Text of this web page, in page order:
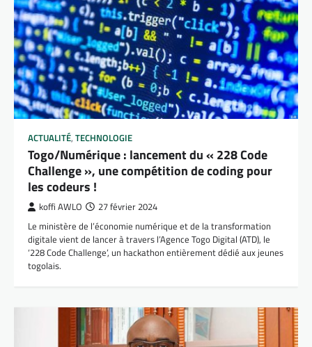
ACTUALITÉ, TECHNOLOGIE
Togo/Numérique : lancement du « 228 Code
Challenge », une compétition de coding pour
les codeurs !
koffi AWLO 27 février 2024
Le ministère de l’économie numérique et de la transformation
digitale vient de lancer à travers l’Agence Togo Digital (ATD), le
‘228 Code Challenge’, un hackathon entièrement dédié aux jeunes
togolais.